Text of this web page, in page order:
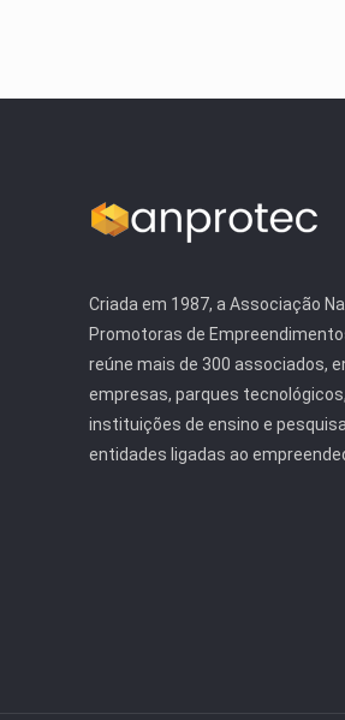
Criada em 1987, a Associação
Promotoras de
reúne mais de 300 associados,
empresas, parques
instituições de ensino e
entidades ligadas ao